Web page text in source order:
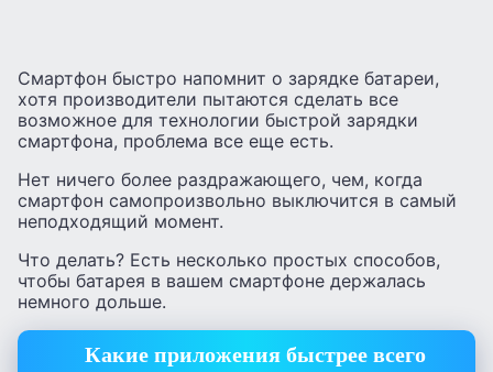
Смартфон быстро напомнит о зарядке батареи,
хотя производители пытаются сделать все
возможное для технологии быстрой зарядки
смартфона, проблема все еще есть.
Нет ничего более раздражающего, чем, когда
смартфон самопроизвольно выключится в самый
неподходящий момент.
Что делать? Есть несколько простых способов,
чтобы батарея в вашем смартфоне держалась
немного дольше.
Какие приложения быстрее всего